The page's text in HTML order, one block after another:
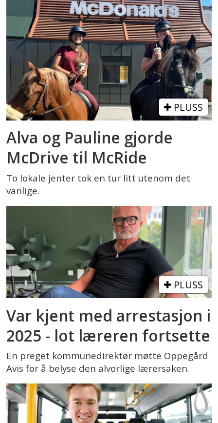
PLUSS
Alva og Pauline gjorde
McDrive til McRide
To lokale jenter tok en tur litt utenom det
vanlige.
PLUSS
Var kjent med arrestasjon i
2025 - lot læreren fortsette
En preget kommunedirektør møtte Oppegård
Avis for å belyse den alvorlige lærersaken.